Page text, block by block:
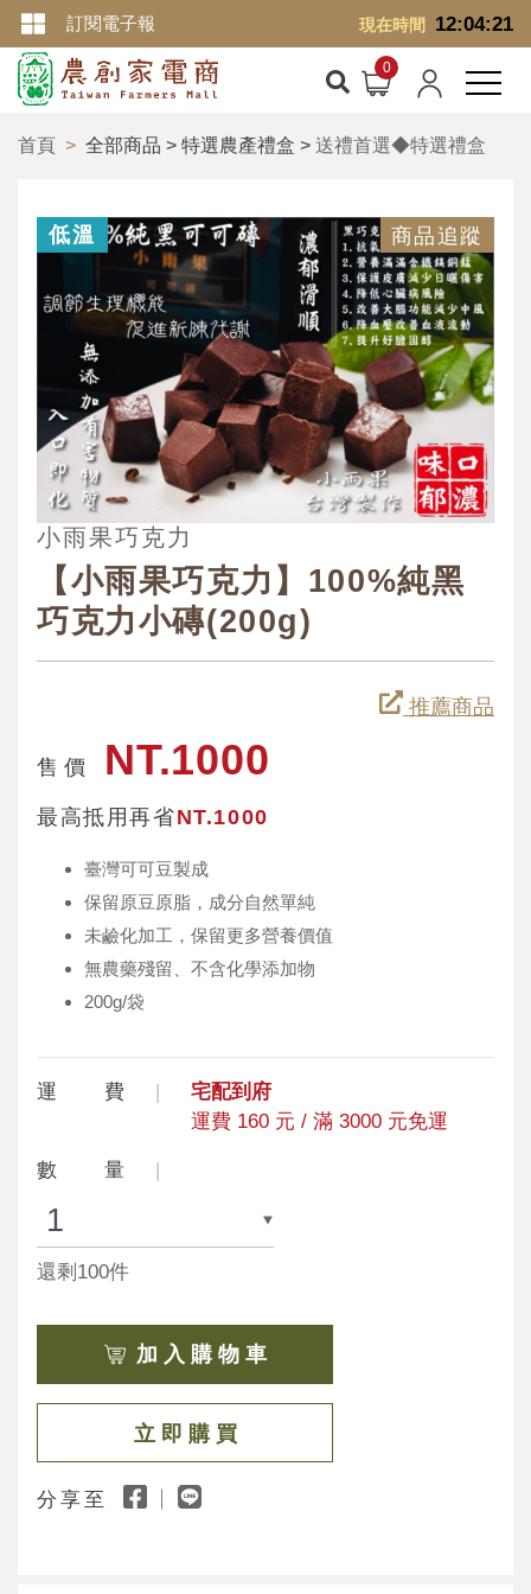
現在時間 12:04:21
訂閱電子報
首頁 全部商品 > 特選農產禮盒 > 送禮首選◆特選禮盒
低溫 商品追蹤
小雨果巧克力
【小雨果巧克力】100%純黑
巧克力小磚(200g)
推薦商品
售 價 NT.1000
最高抵用再省NT.1000
臺灣可可豆製成
保留原豆原脂，成分自然單純
未鹼化加工，保留更多營養價值
無農藥殘留、不含化學添加物
200g/袋
運 費
宅配到府
運費 160 元 / 滿 3000 元免運
數 量
還剩100件
加 入 購 物 車
立 即 購 買
分享至